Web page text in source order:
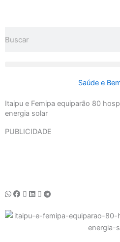
conteúdo
Saúde e
Itaipu e Femipa equiparão 80
energia solar
PUBLICIDADE